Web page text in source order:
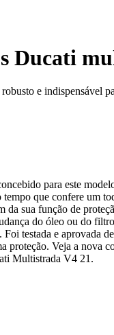
Ducati
e indispensável
para este
que confere um
sua função de
do óleo ou do
testada e
Veja a nova
Multistrada V4 21.